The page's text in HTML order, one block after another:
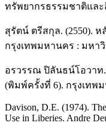
ทรัพยากรธรรมชาติแล
สุรัตน์ ตรีสกุล. (2550).
กรุงเทพมหานคร : มหา
อรวรรณ ปิลันธน์โอวาท.
(พิมพ์ครั้งที่ 6). กรุงเทพ
Davison, D.E. (1974).
Use in Liberies. Andre